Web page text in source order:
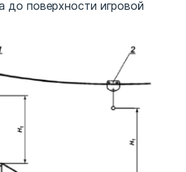
до поверхности игровой